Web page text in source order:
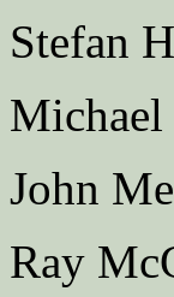
Stefan
Michael
John
Ray